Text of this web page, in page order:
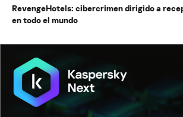
RevengeHotels: cibercrimen dirigido a
en todo el mundo